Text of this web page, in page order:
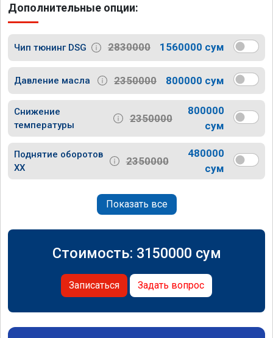
Дополнительные опции:
Чип тюнинг DSG 2830000 1560000 сум
Давление масла 2350000 800000 сум
Снижение
температуры
2350000
800000
сум
Поднятие оборотов
ХХ
2350000
480000
сум
Показать все
Стоимость: 3150000 сум
Записаться Задать вопрос